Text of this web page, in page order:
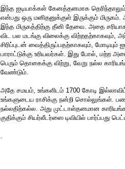
இந்த ஐடியாக்கள் கேனத்தனமாக
என்பது ஒரு மனிதனுக்குள் இருக்கும்
இந்த மிருகத்திற்கு தீனி தேவை. அதை
விட பல மடங்கு விலைக்கு விற்றதற்காகவும்,
சிரிப்புடன் வைத்திருப்பதற்காகவும்,
பாராட்டுக்கு உரியவர்கள். இது போல், மற்ற
பெரும் தொகைக்கு விற்று, வேறு நல்ல
வேண்டும்.
அதே சமயம், உங்களிடம் 1700 கோடி
உங்களுடைய ராசிக்கு நன்றி சொல்லுங்கள்.
நல்லதிற்கல்ல. அது முட்டாள்தனமான
குதிக்கும் சியர்லீடர்ஸை டிவியில் பார்ப்பது